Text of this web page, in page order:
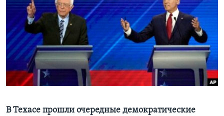
Learning English
СОЦИАЛЬНЫЕ СЕТИ
В Техасе прошли очередные демократические